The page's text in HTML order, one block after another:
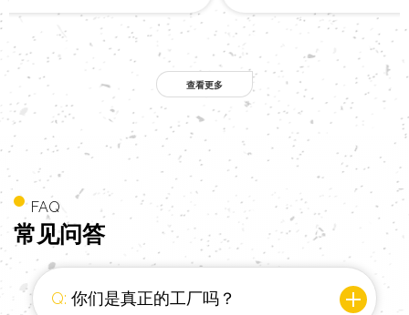
FAQ
常见问答
Q: 你们是真正的工厂吗？